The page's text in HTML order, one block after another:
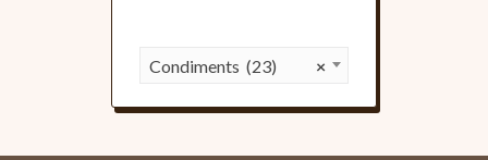
×
Condiments (23)